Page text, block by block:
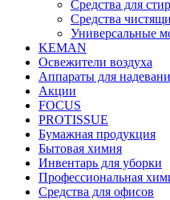
Средства для
Средства
Универсальные
KEMAN
Освежители воздуха
Аппараты для
Акции
FOCUS
PROTISSUE
Бумажная продукция
Бытовая химия
Инвентарь для уборки
Профессиональная
Средства для офисов